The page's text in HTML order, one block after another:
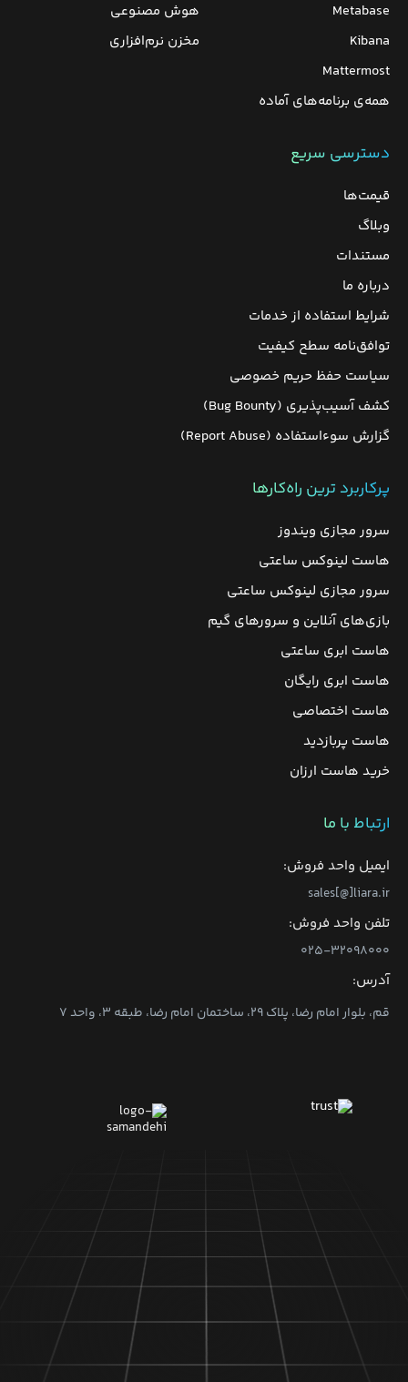
Metabase
Kibana
Mattermost
همه‌ی برنامه‌های آماده
هوش مصنوعی
مخزن نرم‌افزاری
دسترسی سریع
قیمت‌ها
وبلاگ
مستندات
درباره ما
شرایط استفاده از خدمات
توافق‌نامه سطح کیفیت
سیاست حفظ حریم خصوصی
کشف آسیب‌پذیری (Bug Bounty)
گزارش سوءاستفاده (Report Abuse)
پرکاربرد ترین راه‌کارها
سرور مجازی ویندوز
هاست لینوکس ساعتی
سرور مجازی لینوکس ساعتی
بازی‌های آنلاین و سرورهای گیم
هاست ابری ساعتی
هاست ابری رایگان
هاست اختصاصی
هاست پربازدید
خرید هاست ارزان
ارتباط با ما
ایمیل واحد فروش:
sales[@]liara.ir
تلفن واحد فروش:
۰۲۵-۳۲۰۹۸۰۰۰
آدرس:
قم، بلوار امام رضا، پلاک ۲۹، ساختمان امام رضا، طبقه ۳، واحد ۷